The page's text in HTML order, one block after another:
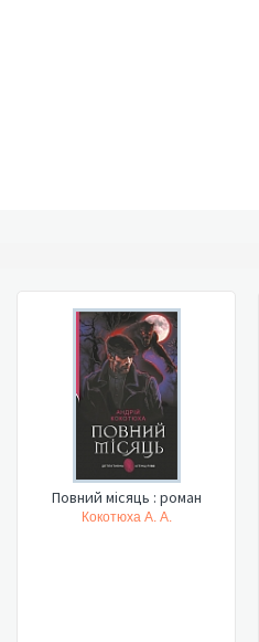
Повний місяць : роман
Кокотюха А. А.